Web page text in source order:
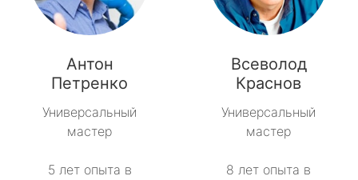
Антон
Петренко
Универсальный
мастер
5 лет опыта в
Всеволод
Краснов
Универсальный
мастер
8 лет опыта в